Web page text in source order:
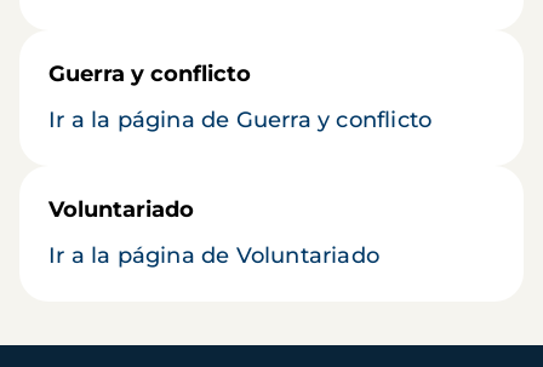
Guerra y conflicto
Ir a la página de Guerra y conflicto
Voluntariado
Ir a la página de Voluntariado